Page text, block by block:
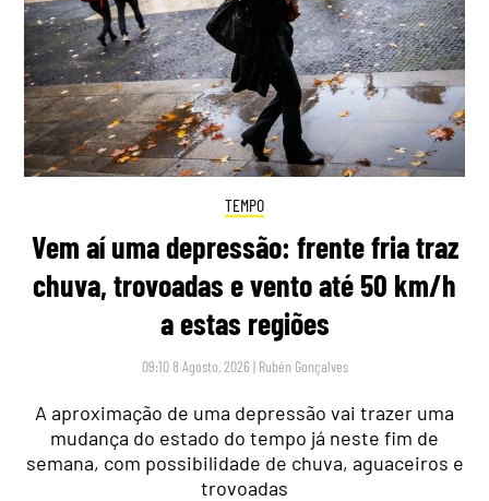
TEMPO
Vem aí uma depressão: frente fria traz
chuva, trovoadas e vento até 50 km/h
a estas regiões
09:10 8 Agosto, 2026 | Rubén Gonçalves
A aproximação de uma depressão vai trazer uma
mudança do estado do tempo já neste fim de
semana, com possibilidade de chuva, aguaceiros e
trovoadas